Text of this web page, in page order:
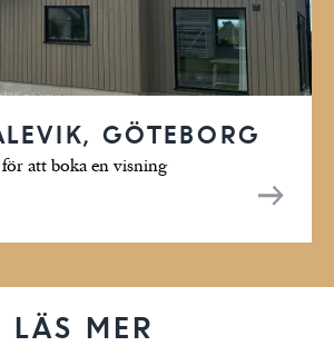
GÖTEBORG
att boka en visning
LÄS MER